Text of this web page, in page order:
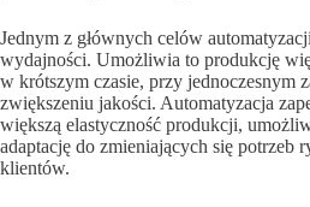
Jednym z głównych celów
wydajności. Umożliwia to produkcję
w krótszym czasie, przy jednoczesnym
zwiększeniu jakości. Automatyzacja
większą elastyczność produkcji,
adaptację do zmieniających się potrzeb
klientów.